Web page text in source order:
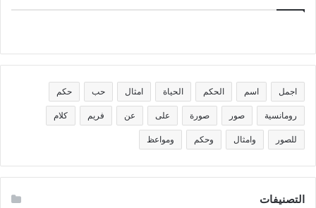
اجمل اسم الحكم الحياة امثال حب حكم
رومانسية صور صورة على عن فريم كلام
للصور وامثال وحكم ومواعظ
التصنيفات